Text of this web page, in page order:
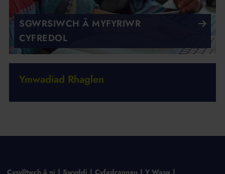
SGWRSIWCH Â MYFYRIWR
CYFREDOL
Ymwadiad Rhaglen